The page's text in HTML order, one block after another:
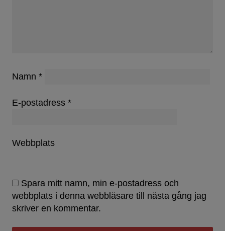
Namn *
E-postadress *
Webbplats
Spara mitt namn, min e-postadress och
webbplats i denna webbläsare till nästa gång jag
skriver en kommentar.